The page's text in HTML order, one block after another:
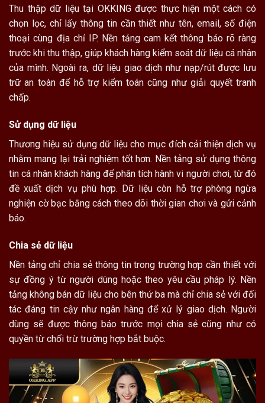
Thu thập dữ liệu tại OKKING được thực hiện một cách có
chọn lọc, chỉ lấy thông tin cần thiết như tên, email, số điện
thoại cùng địa chỉ IP. Nền tảng cam kết thông báo rõ ràng
trước khi thu thập, giúp khách hàng kiểm soát dữ liệu cá nhân
của mình. Ngoài ra, dữ liệu giao dịch như nạp/rút được lưu
trữ an toàn để hỗ trợ kiểm toán cũng như giải quyết tranh
chấp.
Sử dụng dữ liệu
Thương hiệu sử dụng dữ liệu cho mục đích cải thiện dịch vụ
nhằm mang lại trải nghiệm tốt hơn. Nền tảng sử dụng thông
tin cá nhân khách hàng để phân tích hành vi người chơi, từ đó
đề xuất dịch vụ phù hợp. Dữ liệu còn hỗ trợ phòng ngừa
nghiện cờ bạc bằng cách theo dõi thời gian chơi và gửi cảnh
báo.
Chia sẻ dữ liệu
Nền tảng chỉ chia sẻ thông tin trong trường hợp cần thiết với
sự đồng ý từ người dùng hoặc theo yêu cầu pháp lý. Nền
tảng không bán dữ liệu cho bên thứ ba mà chỉ chia sẻ với đối
tác đáng tin cậy như ngân hàng để xử lý giao dịch. Người
dùng sẽ được thông báo trước mọi chia sẻ cũng như có
quyền từ chối trừ trường hợp bắt buộc.